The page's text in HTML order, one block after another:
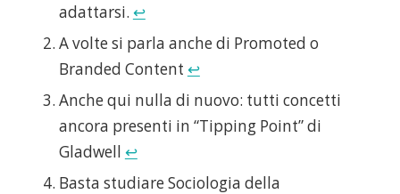
adattarsi. ↩
A volte si parla anche di Promoted o
Branded Content ↩
Anche qui nulla di nuovo: tutti concetti
ancora presenti in “Tipping Point” di
Gladwell ↩
Basta studiare Sociologia della